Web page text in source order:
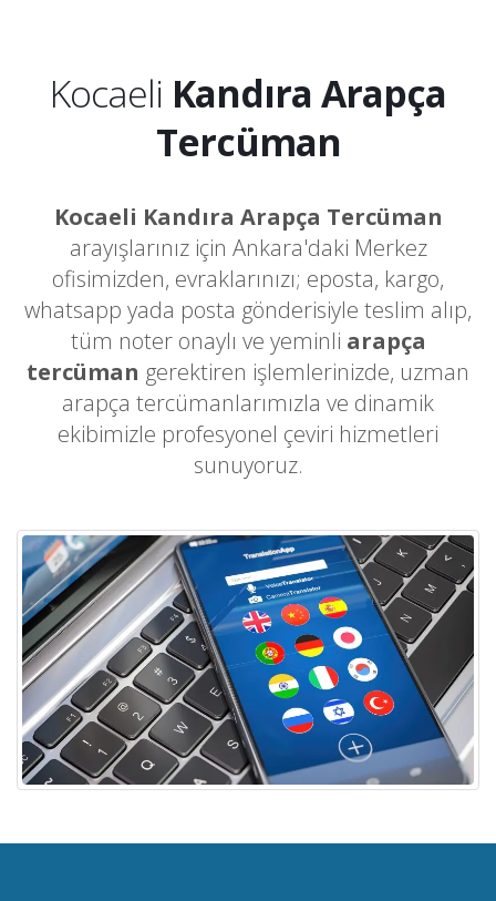
Kocaeli Kandıra Arapça
Tercüman
Kocaeli Kandıra Arapça Tercüman
arayışlarınız için Ankara'daki Merkez
ofisimizden, evraklarınızı; eposta, kargo,
whatsapp yada posta gönderisiyle teslim alıp,
tüm noter onaylı ve yeminli arapça
tercüman gerektiren işlemlerinizde, uzman
arapça tercümanlarımızla ve dinamik
ekibimizle profesyonel çeviri hizmetleri
sunuyoruz.